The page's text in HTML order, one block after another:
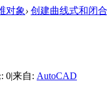
对象› 创建曲线式和闭
0|来自: AutoCAD